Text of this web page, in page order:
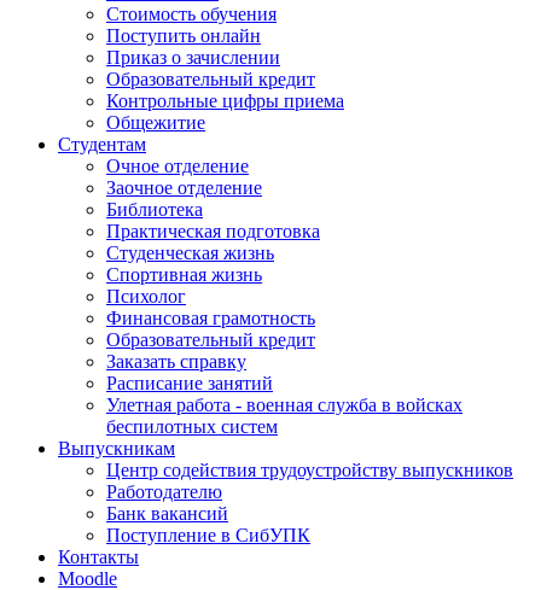
Стоимость обучения
Поступить онлайн
Приказ о зачислении
Образовательный кредит
Контрольные цифры приема
Общежитие
Студентам
Очное отделение
Заочное отделение
Библиотека
Практическая подготовка
Студенческая жизнь
Спортивная жизнь
Психолог
Финансовая грамотность
Образовательный кредит
Заказать справку
Расписание занятий
Улетная работа - военная служба в войсках
беспилотных систем
Выпускникам
Центр содействия трудоустройству выпускников
Работодателю
Банк вакансий
Поступление в СибУПК
Контакты
Moodle